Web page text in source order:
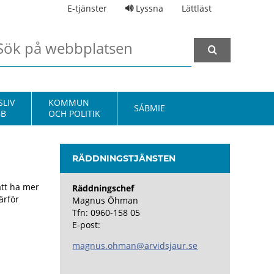
E-tjänster Lyssna Lättläst
KOMMUN
OCH POLITIK
SÁBMIE
ha mer
RÄDDNINGSTJÄNSTEN
Räddningschef
Magnus Öhman
Tfn: 0960-158 05
E-post:
magnus.ohman@arvidsjaur.se